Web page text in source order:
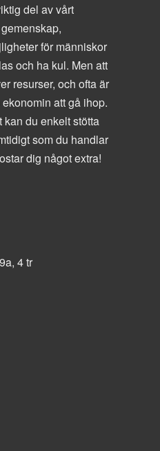
del av vårt
för människor
och ha kul. Men att
resurser, och ofta är
att gå ihop.
du enkelt stötta
som du handlar
dig något extra!
4 tr